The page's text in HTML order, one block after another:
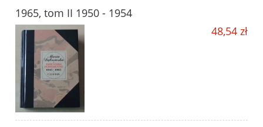
1965, tom II 1950 - 1954
48,54 zł